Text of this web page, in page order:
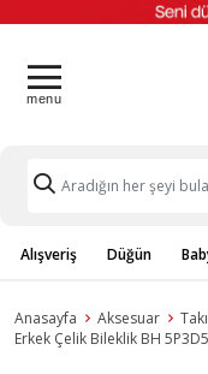
Alışveriş Düğün
Anasayfa Aksesuar
Erkek Çelik Bileklik BH